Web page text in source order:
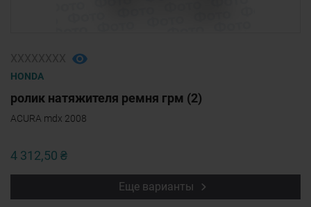
HONDA
ролик натяжителя ремня грм (2)
ACURA mdx 2008
4 312,50 ₴
Еще варианты